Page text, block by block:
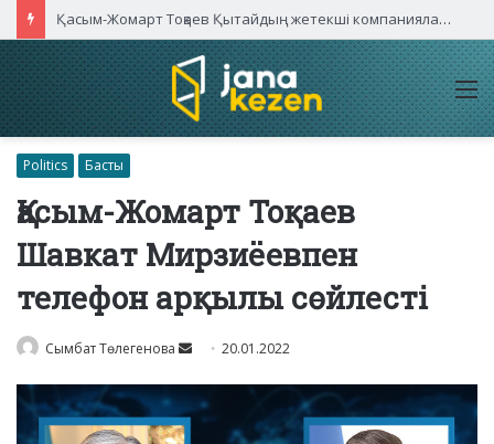
Қасым-Жомарт Тоқаев Қытайдың жетекші компаниялары басшыларымен кездесті
Politics Басты
Қасым-Жомарт Тоқаев
Шавкат Мирзиёевпен
телефон арқылы сөйлесті
Сымбат Төлегенова
Send
email
20.01.2022